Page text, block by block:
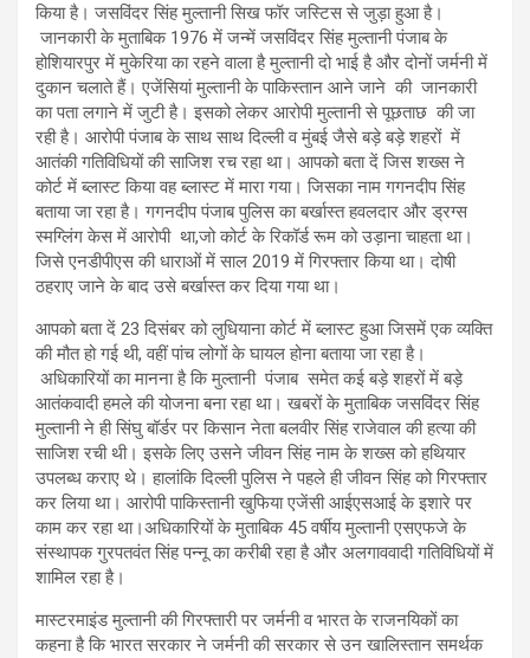
किया है। जसविंदर सिंह मुल्तानी सिख फॉर जस्टिस से जुड़ा हुआ है।
जानकारी के मुताबिक 1976 में जन्में जसविंदर सिंह मुल्तानी पंजाब के
होशियारपुर में मुकेरिया का रहने वाला है मुल्तानी दो भाई है और दोनों जर्मनी में
दुकान चलाते हैं। एजेंसियां मुल्तानी के पाकिस्तान आने जाने की जानकारी
का पता लगाने में जुटी है। इसको लेकर आरोपी मुल्तानी से पूछताछ की जा
रही है। आरोपी पंजाब के साथ साथ दिल्ली व मुंबई जैसे बड़े बड़े शहरों में
आतंकी गतिविधियों की साजिश रच रहा था। आपको बता दें जिस शख्स ने
कोर्ट में ब्लास्ट किया वह ब्लास्ट में मारा गया। जिसका नाम गगनदीप सिंह
बताया जा रहा है। गगनदीप पंजाब पुलिस का बर्खास्त हवलदार और ड्रग्स
स्मग्लिंग केस में आरोपी था,जो कोर्ट के रिकॉर्ड रूम को उड़ाना चाहता था।
जिसे एनडीपीएस की धाराओं में साल 2019 में गिरफ्तार किया था। दोषी
ठहराए जाने के बाद उसे बर्खास्त कर दिया गया था।
आपको बता दें 23 दिसंबर को लुधियाना कोर्ट में ब्लास्ट हुआ जिसमें एक व्यक्ति
की मौत हो गई थी, वहीं पांच लोगों के घायल होना बताया जा रहा है।
अधिकारियों का मानना है कि मुल्तानी पंजाब समेत कई बड़े शहरों में बड़े
आतंकवादी हमले की योजना बना रहा था। खबरों के मुताबिक जसविंदर सिंह
मुल्तानी ने ही सिंघु बॉर्डर पर किसान नेता बलवीर सिंह राजेवाल की हत्या की
साजिश रची थी। इसके लिए उसने जीवन सिंह नाम के शख्स को हथियार
उपलब्ध कराए थे। हालांकि दिल्ली पुलिस ने पहले ही जीवन सिंह को गिरफ्तार
कर लिया था। आरोपी पाकिस्तानी खुफिया एजेंसी आईएसआई के इशारे पर
काम कर रहा था।अधिकारियों के मुताबिक 45 वर्षीय मुल्तानी एसएफजे के
संस्थापक गुरपतवंत सिंह पन्नू का करीबी रहा है और अलगाववादी गतिविधियों में
शामिल रहा है।
मास्टरमाइंड मुल्तानी की गिरफ्तारी पर जर्मनी व भारत के राजनयिकों का
कहना है कि भारत सरकार ने जर्मनी की सरकार से उन खालिस्तान समर्थक